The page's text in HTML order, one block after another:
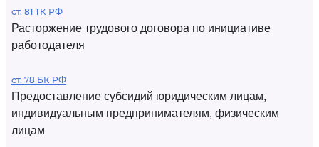
ст. 81 ТК РФ
Расторжение трудового договора по инициативе
работодателя
ст. 78 БК РФ
Предоставление субсидий юридическим лицам,
индивидуальным предпринимателям, физическим
лицам